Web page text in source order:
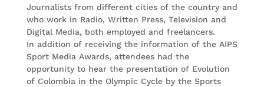
Journalists from different cities of the country and
who work in Radio, Written Press, Television and
Digital Media, both employed and freelancers.
In addition of receiving the information of the AIPS
Sport Media Awards, attendees had the
opportunity to hear the presentation of Evolution
of Colombia in the Olympic Cycle by the Sports